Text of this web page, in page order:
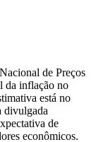
de Preços
da inflação no
está no
divulgada
de
econômicos.